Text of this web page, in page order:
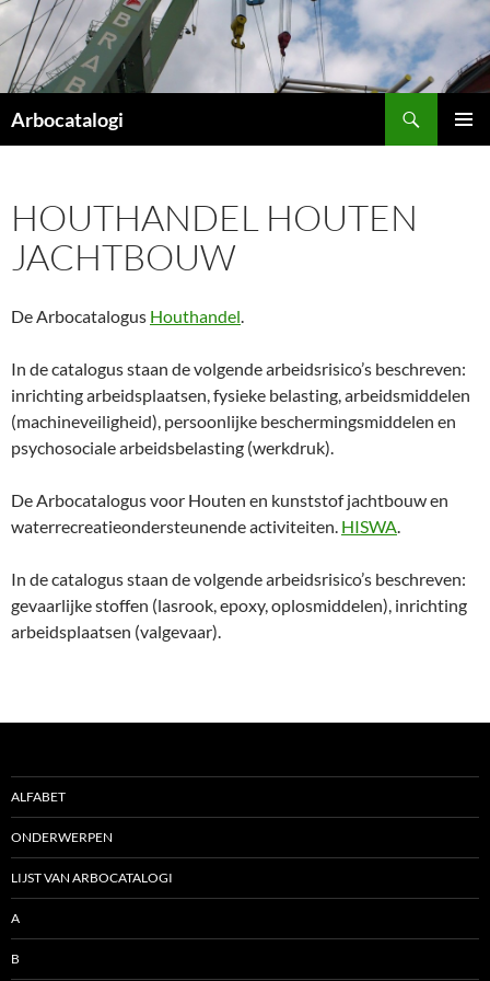
Ga
naar
de
inhoud
Arbocatalogi
HOUTHANDEL HOUTEN
JACHTBOUW
De Arbocatalogus Houthandel.
In de catalogus staan de volgende arbeidsrisico’s beschreven:
inrichting arbeidsplaatsen, fysieke belasting, arbeidsmiddelen
(machineveiligheid), persoonlijke beschermingsmiddelen en
psychosociale arbeidsbelasting (werkdruk).
De Arbocatalogus voor Houten en kunststof jachtbouw en
waterrecreatieondersteunende activiteiten. HISWA.
In de catalogus staan de volgende arbeidsrisico’s beschreven:
gevaarlijke stoffen (lasrook, epoxy, oplosmiddelen), inrichting
arbeidsplaatsen (valgevaar).
ALFABET
ONDERWERPEN
LIJST VAN ARBOCATALOGI
A
B